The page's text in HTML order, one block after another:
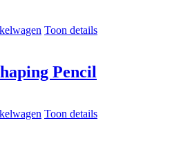
Toon details
Pencil
Toon details